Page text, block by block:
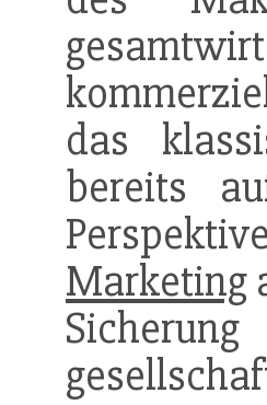
das
bereits
Marketing